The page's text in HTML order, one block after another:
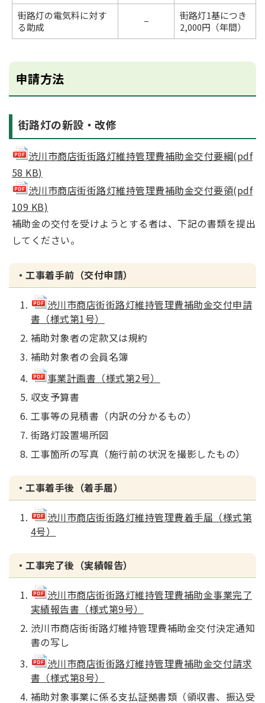
街路灯の電気料に対す
る助成
−
街路灯1基につき
2,000円（年間）
申請方法
街路灯の新設・改修
渋川市商店街街路灯維持管理費補助金交付要綱(pdf
58 KB)
渋川市商店街街路灯維持管理費補助金交付要領(pdf
109 KB)
補助金の交付を受けようとする者は、下記の書類を提出
してください。
・工事着手前（交付申請）
渋川市商店街街路灯維持管理費補助金交付申請
書（様式第1号）
補助対象者の定款又は規約
補助対象者の会員名簿
事業計画書（様式第2号）
収支予算書
工事等の見積書（内訳の分かるもの）
街路灯設置場所図
工事箇所の写真（施行前の状況を撮影したもの）
・工事着手後（着手届）
渋川市商店街街路灯維持管理費着手届（様式第
4号）
・工事完了後（実績報告）
渋川市商店街街路灯維持管理費補助金事業完了
実績報告書（様式第9号）
渋川市商店街街路灯維持管理費補助金交付決定通知
書の写し
渋川市商店街街路灯維持管理費補助金交付請求
書（様式第8号）
補助対象事業に係る支払証拠書類（領収書、振込受